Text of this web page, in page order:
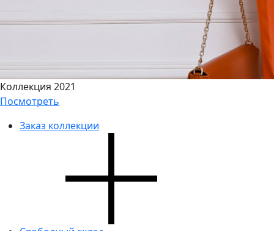
Коллекция 2021
Посмотреть
Заказ коллекции